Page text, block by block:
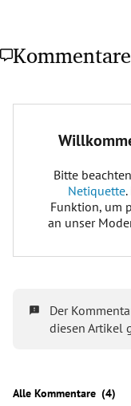
Kommentare